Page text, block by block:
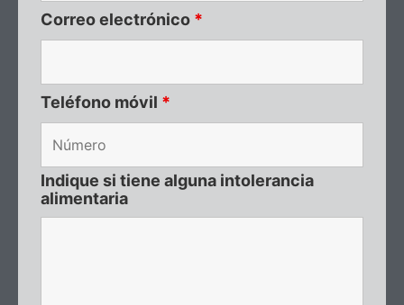
Correo electrónico *
Teléfono móvil *
Indique si tiene alguna intolerancia
alimentaria